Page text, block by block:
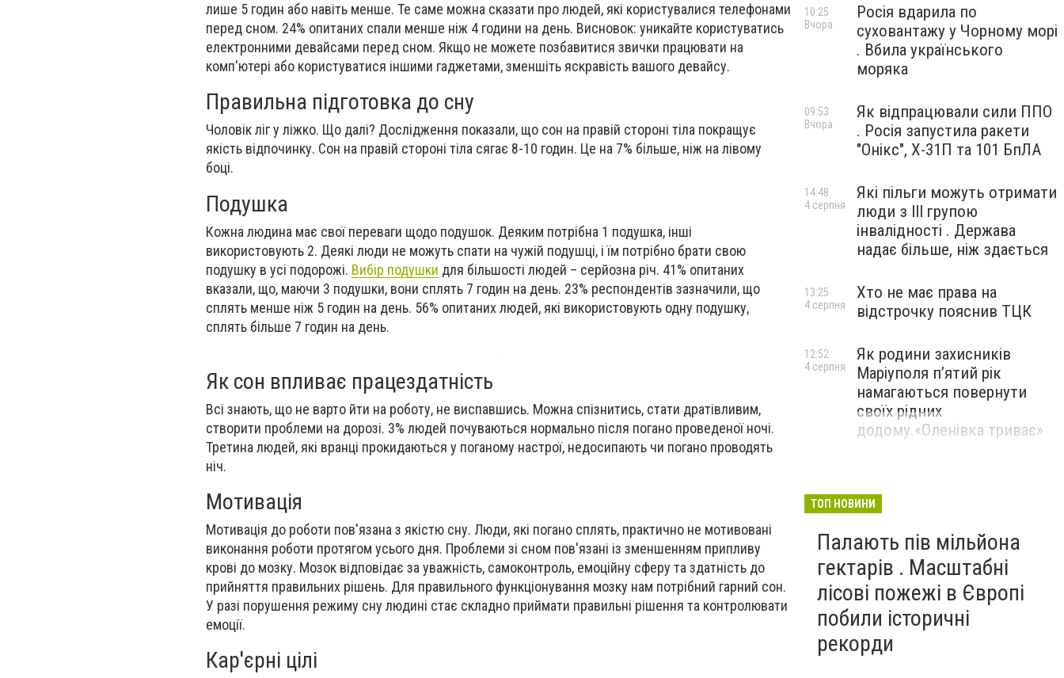
лише 5 годин або навіть менше. Те саме можна сказати про людей, які користувалися телефонами
перед сном. 24% опитаних спали менше ніж 4 години на день. Висновок: уникайте користуватись
електронними девайсами перед сном. Якщо не можете позбавитися звички працювати на
комп'ютері або користуватися іншими гаджетами, зменшіть яскравість вашого девайсу.
Правильна підготовка до сну
Чоловік ліг у ліжко. Що далі? Дослідження показали, що сон на правій стороні тіла покращує
якість відпочинку. Сон на правій стороні тіла сягає 8-10 годин. Це на 7% більше, ніж на лівому
боці.
Подушка
Кожна людина має свої переваги щодо подушок. Деяким потрібна 1 подушка, інші
використовують 2. Деякі люди не можуть спати на чужій подушці, і їм потрібно брати свою
подушку в усі подорожі. Вибір подушки для більшості людей – серйозна річ. 41% опитаних
вказали, що, маючи 3 подушки, вони сплять 7 годин на день. 23% респондентів зазначили, що
сплять менше ніж 5 годин на день. 56% опитаних людей, які використовують одну подушку,
сплять більше 7 годин на день.
Як сон впливає працездатність
Всі знають, що не варто йти на роботу, не виспавшись. Можна спізнитись, стати дратівливим,
створити проблеми на дорозі. 3% людей почуваються нормально після погано проведеної ночі.
Третина людей, які вранці прокидаються у поганому настрої, недосипають чи погано проводять
ніч.
Мотивація
Мотивація до роботи пов'язана з якістю сну. Люди, які погано сплять, практично не мотивовані
виконання роботи протягом усього дня. Проблеми зі сном пов'язані із зменшенням припливу
крові до мозку. Мозок відповідає за уважність, самоконтроль, емоційну сферу та здатність до
прийняття правильних рішень. Для правильного функціонування мозку нам потрібний гарний сон.
У разі порушення режиму сну людині стає складно приймати правильні рішення та контролювати
емоції.
Кар'єрні цілі
Росія вдарила по
суховантажу у Чорному морі
. Вбила українського
моряка
10:25
Вчора
Як відпрацювали сили ППО
. Росія запустила ракети
"Онікс", Х-31П та 101 БпЛА
09:53
Вчора
Які пільги можуть отримати
люди з III групою
інвалідності . Держава
надає більше, ніж здається
14:48
4 серпня
Хто не має права на
відстрочку пояснив ТЦК
13:25
4 серпня
Як родини захисників
Маріуполя пʼятий рік
намагаються повернути
своїх рідних
додому.«Оленівка триває»
12:52
4 серпня
ТОП НОВИНИ
Палають пів мільйона
гектарів . Масштабні
лісові пожежі в Європі
побили історичні
рекорди